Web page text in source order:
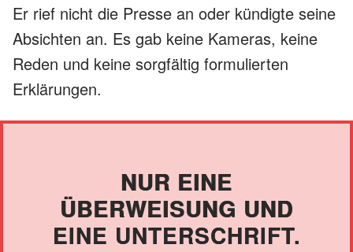
Er rief nicht die Presse an oder kündigte seine
Absichten an. Es gab keine Kameras, keine
Reden und keine sorgfältig formulierten
Erklärungen.
NUR EINE
ÜBERWEISUNG UND
EINE UNTERSCHRIFT.